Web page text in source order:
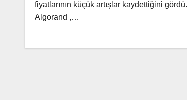
fiyatlarının küçük artışlar kaydettiğini gördü.
Algorand ,…